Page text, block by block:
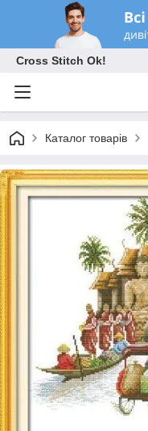
Cross Stitch Ok!
Каталог товарів